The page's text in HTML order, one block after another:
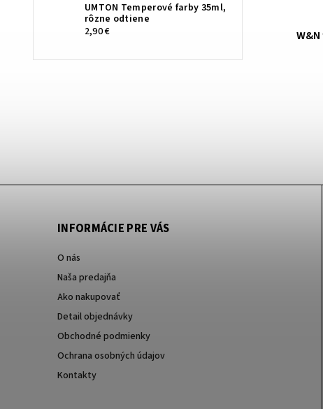
UMTON Temperové farby 35ml,
rôzne odtiene
2,90 €
FINETEC Sada perlescentných akvarel.
INFORMÁCIE PRE VÁS
O nás
Naša predajňa
Ako nakupovať
Detail objednávky
Obchodné podmienky
Ochrana osobných údajov
Kontakty